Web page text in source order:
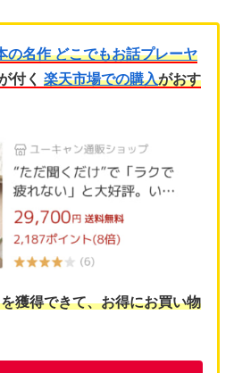
の名作 どこでもお話プレーヤ
付く 楽天市場での購入がおす
獲得できて、お得にお買い物